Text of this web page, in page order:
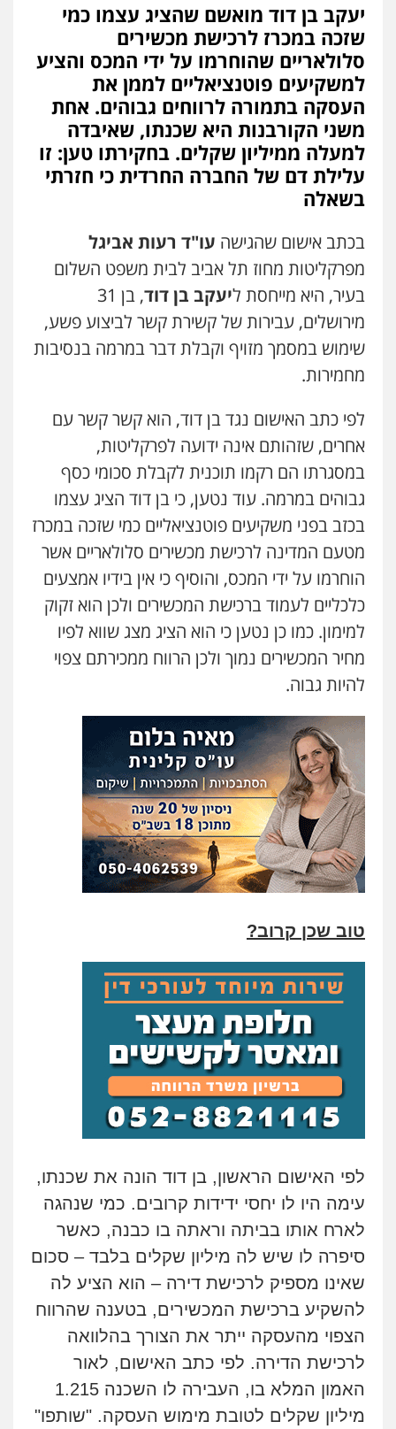
יעקב בן דוד מואשם שהציג עצמו כמי
שזכה במכרז לרכישת מכשירים
סלולאריים שהוחרמו על ידי המכס והציע
למשקיעים פוטנציאליים לממן את
העסקה בתמורה לרווחים גבוהים. אחת
משני הקורבנות היא שכנתו, שאיבדה
למעלה ממיליון שקלים. בחקירתו טען: זו
עלילת דם של החברה החרדית כי חזרתי
בשאלה
בכתב אישום שהגישה עו"ד רעות אביגל
מפרקליטות מחוז תל אביב לבית משפט השלום
בעיר, היא מייחסת ליעקב בן דוד
, בן 31
מירושלים, עבירות של קשירת קשר לביצוע פשע,
שימוש במסמך מזויף וקבלת דבר במרמה בנסיבות
מחמירות.
לפי כתב האישום נגד בן דוד, הוא קשר קשר עם
אחרים, שזהותם אינה ידועה לפרקליטות,
במסגרתו הם רקמו תוכנית לקבלת סכומי כסף
גבוהים במרמה. עוד נטען, כי בן דוד הציג עצמו
בכזב בפני משקיעים פוטנציאליים כמי שזכה במכרז
מטעם המדינה לרכישת מכשירים סלולאריים אשר
הוחרמו על ידי המכס, והוסיף כי אין בידיו אמצעים
כלכליים לעמוד ברכישת המכשירים ולכן הוא זקוק
למימון. כמו כן נטען כי הוא הציג מצג שווא לפיו
מחיר המכשירים נמוך ולכן הרווח ממכירתם צפוי
להיות גבוה.
טוב שכן קרוב?
לפי האישום הראשון, בן דוד הונה את שכנתו,
עימה היו לו יחסי ידידות קרובים. כמי שנהגה
לארח אותו בביתה וראתה בו כבנה, כאשר
סיפרה לו שיש לה מיליון שקלים בלבד – סכום
שאינו מספיק לרכישת דירה – הוא הציע לה
להשקיע ברכישת המכשירים, בטענה שהרווח
הצפוי מהעסקה ייתר את הצורך בהלוואה
לרכישת הדירה. לפי כתב האישום, לאור
האמון המלא בו, העבירה לו השכנה 1.215
מיליון שקלים לטובת מימוש העסקה. "שותפו"